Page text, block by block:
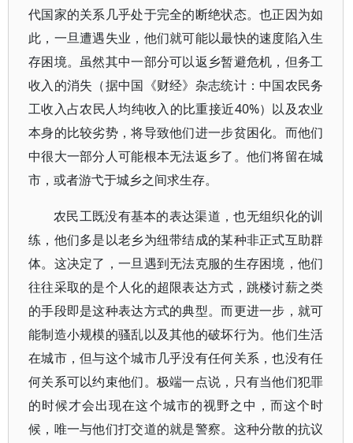
代国家的关系几乎处于完全的断绝状态。也正因为如
此，一旦遭遇失业，他们就可能以最快的速度陷入生
存困境。虽然其中一部分可以返乡暂避危机，但务工
收入的消失（据中国《财经》杂志统计：中国农民务
工收入占农民人均纯收入的比重接近40%）以及农业
本身的比较劣势，将导致他们进一步贫困化。而他们
中很大一部分人可能根本无法返乡了。他们将留在城
市，或者游弋于城乡之间求生存。
农民工既没有基本的表达渠道，也无组织化的训
练，他们多是以老乡为纽带结成的某种非正式互助群
体。这决定了，一旦遇到无法克服的生存困境，他们
往往采取的是个人化的超限表达方式，跳楼讨薪之类
的手段即是这种表达方式的典型。而更进一步，就可
能制造小规模的骚乱以及其他的破坏行为。他们生活
在城市，但与这个城市几乎没有任何关系，也没有任
何关系可以约束他们。极端一点说，只有当他们犯罪
的时候才会出现在这个城市的视野之中，而这个时
候，唯一与他们打交道的就是警察。这种分散的抗议